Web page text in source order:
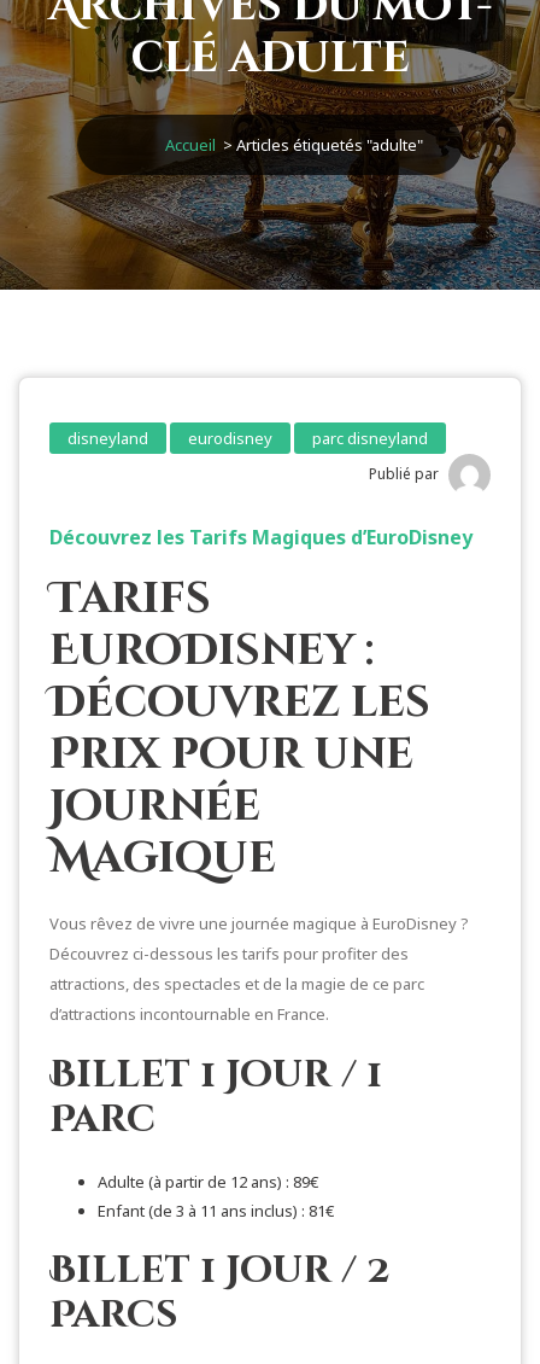
clé adulte
Accueil > Articles étiquetés "adulte"
disneyland eurodisney parc disneyland
Publié par
Découvrez les Tarifs Magiques d’EuroDisney
Tarifs
EuroDisney :
Découvrez les
Prix pour une
Journée
Magique
Vous rêvez de vivre une journée magique à EuroDisney ?
Découvrez ci-dessous les tarifs pour profiter des
attractions, des spectacles et de la magie de ce parc
d’attractions incontournable en France.
Billet 1 Jour / 1
Parc
Adulte (à partir de 12 ans) : 89€
Enfant (de 3 à 11 ans inclus) : 81€
Billet 1 Jour / 2
Parcs